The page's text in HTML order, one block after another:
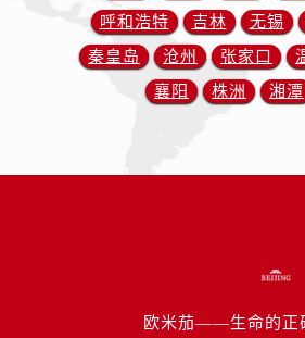
内蒙古自治
山西省大同
山西省晋城
山西省晋中
山西省阳泉
山西省运城
山西省长治
呼和浩特
吉林 无锡
秦皇岛
沧州 张家口
襄阳
株洲 湘潭
欧米茄——生命的正